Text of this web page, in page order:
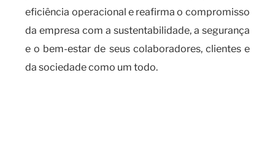
eficiência operacional e reafirma o compromisso
da empresa com a sustentabilidade, a segurança
e o bem-estar de seus colaboradores, clientes e
da sociedade como um todo.